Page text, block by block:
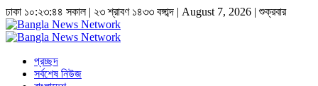
ঢাকা ১০:২৩:৪৪ সকাল| ২৩ শ্রাবণ ১৪৩৩ বঙ্গাব্দ | August 7, 2026 |শুক্রবার
প্রচ্ছদ
সর্বশেষ নিউজ